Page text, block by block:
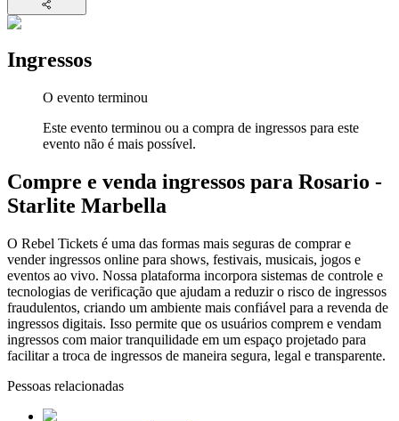
Ingressos
O evento terminou
Este evento terminou ou a compra de ingressos para este
evento não é mais possível.
Compre e venda ingressos para Rosario -
Starlite Marbella
O Rebel Tickets é uma das formas mais seguras de comprar e
vender ingressos online para shows, festivais, musicais, jogos e
eventos ao vivo. Nossa plataforma incorpora sistemas de controle e
tecnologias de verificação que ajudam a reduzir o risco de ingressos
fraudulentos, criando um ambiente mais confiável para a revenda de
ingressos digitais. Isso permite que os usuários comprem e vendam
ingressos com maior tranquilidade em um espaço projetado para
facilitar a troca de ingressos de maneira segura, legal e transparente.
Pessoas relacionadas